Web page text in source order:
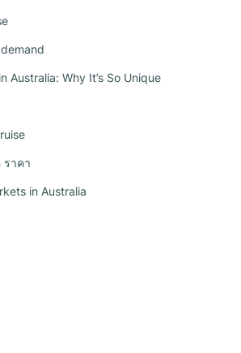
Australia: Why It’s So Unique
ราคา
in Australia